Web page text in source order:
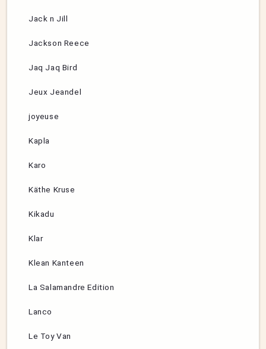
Jack n Jill
Jackson Reece
Jaq Jaq Bird
Jeux Jeandel
joyeuse
Kapla
Karo
Käthe Kruse
Kikadu
Klar
Klean Kanteen
La Salamandre Edition
Lanco
Le Toy Van